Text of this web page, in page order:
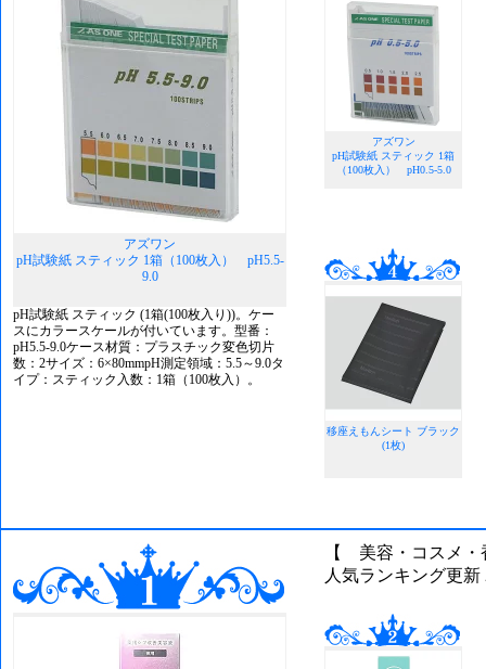
アズワン
pH試験紙 スティック 1箱（100枚入） pH5.5-
9.0
pH試験紙 スティック (1箱(100枚入り))。ケー
スにカラースケールが付いています。型番：
pH5.5-9.0ケース材質：プラスチック変色切片
数：2サイズ：6×80mmpH測定領域：5.5～9.0タ
イプ：スティック入数：1箱（100枚入）。
アズワン
pH試験紙 スティック 1箱
（100枚入） pH0.5-5.0
移座えもんシート ブラック
(1枚)
【 美容・コスメ
人気ランキング更新